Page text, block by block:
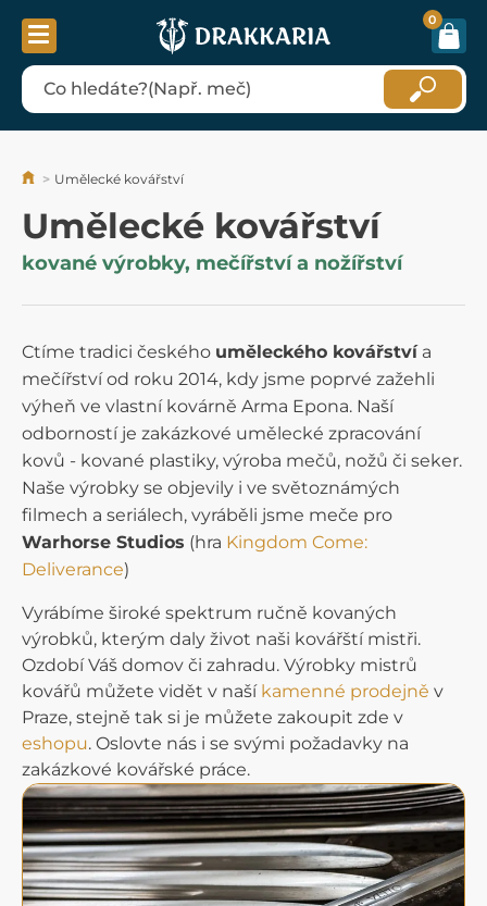
0
Umělecké kovářství
Umělecké kovářství
kované výrobky, mečířství a nožířství
Ctíme tradici českého uměleckého kovářstvía
mečířství od roku 2014, kdy jsme poprvé zažehli
výheň ve vlastní kovárně Arma Epona. Naší
odborností je zakázkové umělecké zpracování
kovů - kované plastiky, výroba mečů, nožů či seker.
Naše výrobky se objevily i ve světoznámých
filmech a seriálech, vyráběli jsme meče pro
Warhorse Studios (hra Kingdom Come:
Deliverance)
Vyrábíme široké spektrum ručně kovaných
výrobků, kterým daly život naši kovářští mistři.
Ozdobí Váš domov či zahradu. Výrobky mistrů
kovářů můžete vidět v naší kamenné prodejně v
Praze, stejně tak si je můžete zakoupit zde v
eshopu. Oslovte nás i se svými požadavky na
zakázkové kovářské práce.